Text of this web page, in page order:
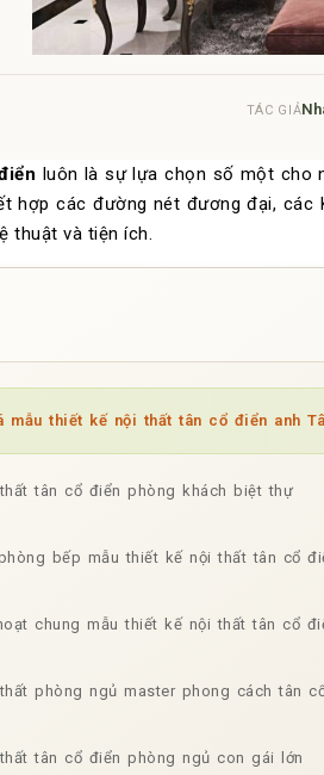
TÁC GIẢ
luôn là sự lựa chọn số một cho
hợp các đường nét đương đại,
thuật và tiện ích.
mẫu thiết kế nội thất tân cổ điển anh
tân cổ điển phòng khách biệt thự
bếp mẫu thiết kế nội thất tân cổ
chung mẫu thiết kế nội thất tân cổ
phòng ngủ master phong cách tân
tân cổ điển phòng ngủ con gái lớn